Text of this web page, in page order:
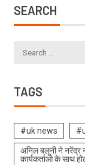
SEARCH
TAGS
#uk news
अनिल बलूनी ने नरेंद्र
कार्यकर्ताओ के साथ